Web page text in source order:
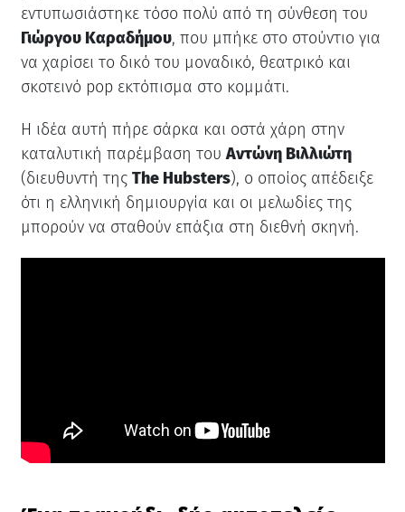
εντυπωσιάστηκε τόσο πολύ από τη σύνθεση του
Γιώργου Καραδήμου, που μπήκε στο στούντιο για
να χαρίσει το δικό του μοναδικό, θεατρικό και
σκοτεινό pop εκτόπισμα στο κομμάτι.
Η ιδέα αυτή πήρε σάρκα και οστά χάρη στην
καταλυτική παρέμβαση τουΑντώνη Βιλλιώτη
(διευθυντή της The Hubsters), ο οποίος απέδειξε
ότι η ελληνική δημιουργία και οι μελωδίες της
μπορούν να σταθούν επάξια στη διεθνή σκηνή.